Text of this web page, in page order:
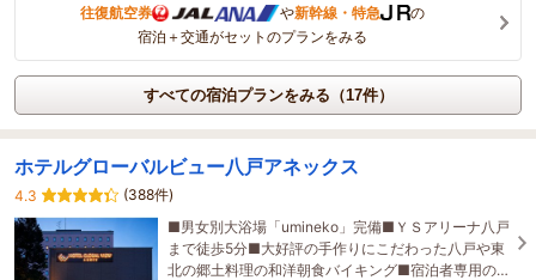
往復航空券 や新幹線・特急
の
宿泊＋交通がセットのプランをみる
すべての宿泊プランをみる（17件）
ホテルグローバルビュー八戸アネックス
4.3
(388件)
■男女別大浴場「umineko」完備■ＹＳアリーナ八戸
まで徒歩5分■大好評の手作りにこだわった八戸や東
北の郷土料理の和洋朝食バイキング■宿泊者専用の